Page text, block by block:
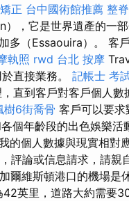
正 台中國術館推薦 整
，它是世界遺產的一
多（Essaouira）。 客
執照 rwd 台北 按摩
直接業務。 記帳士 考
直到客戶對客戶個人數
樹6街喬骨 客戶可以要求
個年齡段的出色娛樂活
的個人數據與現實相對
評論或信息請求，請親
爾維斯頓港口的機場是
英里，道路大約需要